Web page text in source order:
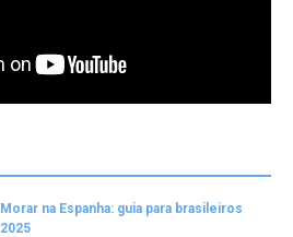
Morar na Espanha: guia para brasileiros
2025